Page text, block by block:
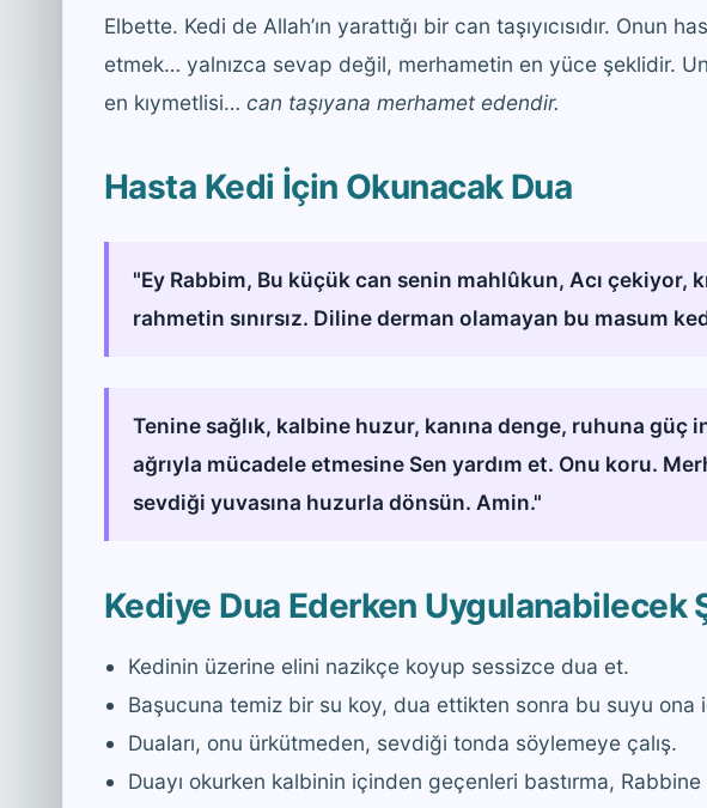
Elbette. Kedi de Allah’ın yarattığı bir can taşıyıcısıdır. Onun
etmek… yalnızca sevap değil, merhametin en yüce şeklidir.
en kıymetlisi… can taşıyana merhamet edendir.
Hasta Kedi İçin Okunacak Dua
"Ey Rabbim, Bu küçük can senin mahlûkun, Acı çekiyor,
rahmetin sınırsız. Diline derman olamayan bu masum
Tenine sağlık, kalbine huzur, kanına denge, ruhuna güç
ağrıyla mücadele etmesine Sen yardım et. Onu koru.
sevdiği yuvasına huzurla dönsün. Amin."
Kediye Dua Ederken Uygulanabilecek
Kedinin üzerine elini nazikçe koyup sessizce dua et.
Başucuna temiz bir su koy, dua ettikten sonra bu suyu ona
Duaları, onu ürkütmeden, sevdiği tonda söylemeye çalış.
Duayı okurken kalbinin içinden geçenleri bastırma,